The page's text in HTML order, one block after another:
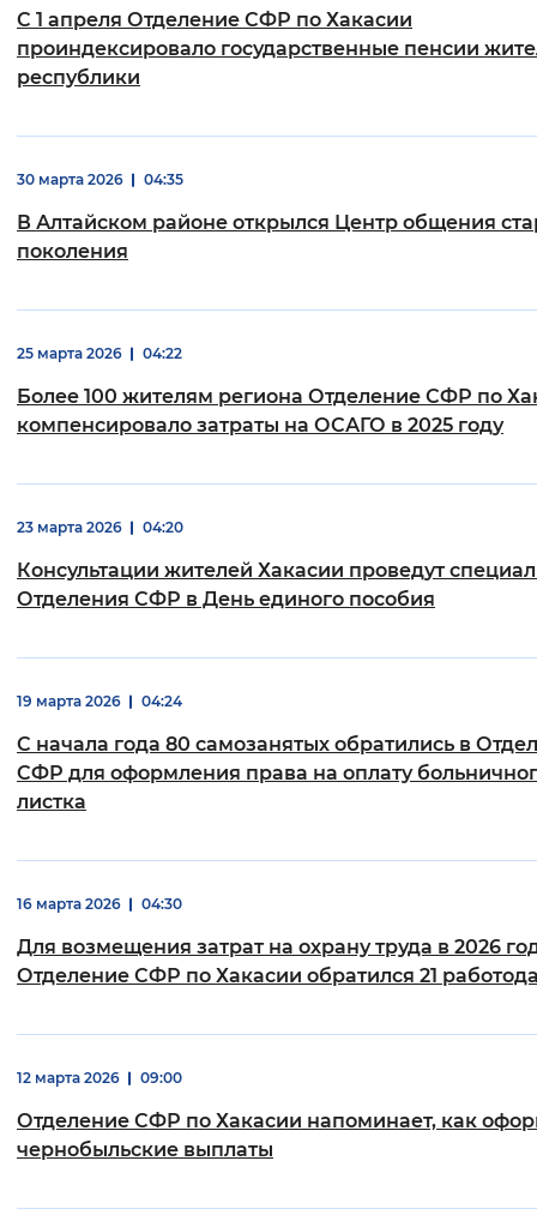
С 1 апреля Отделение СФР по Хакасии
проиндексировало государственные пенсии
республики
30 марта 2026 04:35
В Алтайском районе открылся Центр общения
поколения
25 марта 2026 04:22
Более 100 жителям региона Отделение СФР по
компенсировало затраты на ОСАГО в 2025 году
23 марта 2026 04:20
Консультации жителей Хакасии проведут
Отделения СФР в День единого пособия
19 марта 2026 04:24
С начала года 80 самозанятых обратились в
СФР для оформления права на оплату
листка
16 марта 2026 04:30
Для возмещения затрат на охрану труда в 2026
Отделение СФР по Хакасии обратился 21
12 марта 2026 09:00
Отделение СФР по Хакасии напоминает, как
чернобыльские выплаты